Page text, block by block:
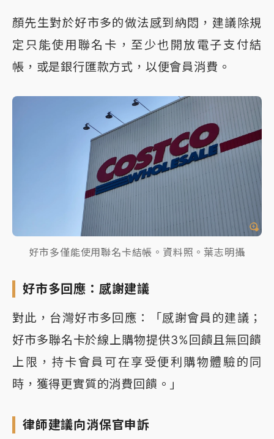
顏先生對於好市多的做法感到納悶，建議除規
定只能使用聯名卡，至少也開放電子支付結
帳，或是銀行匯款方式，以便會員消費。
好市多僅能使用聯名卡結帳。資料照。葉志明攝
好市多回應：感謝建議
對此，台灣好市多回應：「感謝會員的建議；
好市多聯名卡於線上購物提供3%回饋且無回饋
上限，持卡會員可在享受便利購物體驗的同
時，獲得更實質的消費回饋。」
律師建議向消保官申訴